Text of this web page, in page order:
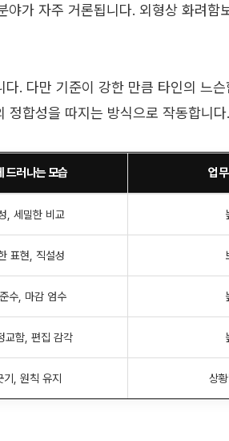
가 자주 거론됩니다. 외형상 화려함
. 다만 기준이 강한 만큼 타인의 느
정합성을 따지는 방식으로 작동합니다.
드러나는 모습 업
, 세밀한 비교
표현, 직설성
수, 마감 엄수
교함, 편집 감각
기, 원칙 유지 상